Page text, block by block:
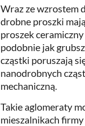
Wraz ze wzrostem
drobne proszki
proszek
podobnie jak
cząstki poruszają
nanodrobnych
mechaniczną.
Takie aglomeraty
mieszalnikach